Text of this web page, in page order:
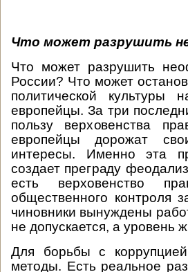
Что может разрушить
Что может разрушить
России? Что может
политической культуры
европейцы. За три
пользу верховенства
европейцы дорожат
интересы. Именно эта
создает преграду
есть верховенство
общественного контроля
чиновники вынуждены
не допускается, а уровень
Для борьбы с
методы. Есть реальное